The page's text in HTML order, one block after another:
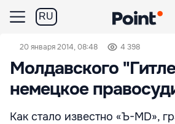
RU
20 января 2014, 08:48 4 398
Молдавского
немецкое
Как стало известно «Ъ-MD»,